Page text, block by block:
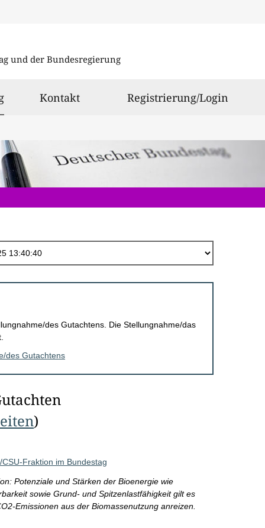
und der Bundesregierung
ausgewählt
Kontakt Registrierung/Login
des Gutachtens. Die Stellungnahme/das
des Gutachtens
)
Fraktion im Bundestag
Potenziale und Stärken der Bioenergie wie
sowie Grund- und Spitzenlastfähigkeit gilt es
Emissionen aus der Biomassenutzung anreizen.